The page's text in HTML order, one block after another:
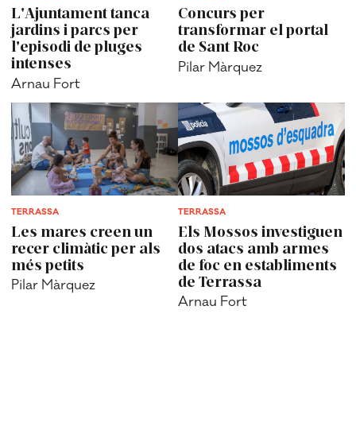
L'Ajuntament tanca
jardins i parcs per
l'episodi de pluges
intenses
Arnau Fort
Concurs per
transformar el portal
de Sant Roc
Pilar Màrquez
TERRASSA
Les mares creen un
recer climàtic per als
més petits
Pilar Màrquez
TERRASSA
Els Mossos investiguen
dos atacs amb armes
de foc en establiments
de Terrassa
Arnau Fort